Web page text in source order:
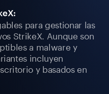
para gestionar las
StrikeX. Aunque son
a malware y
incluyen
y basados en